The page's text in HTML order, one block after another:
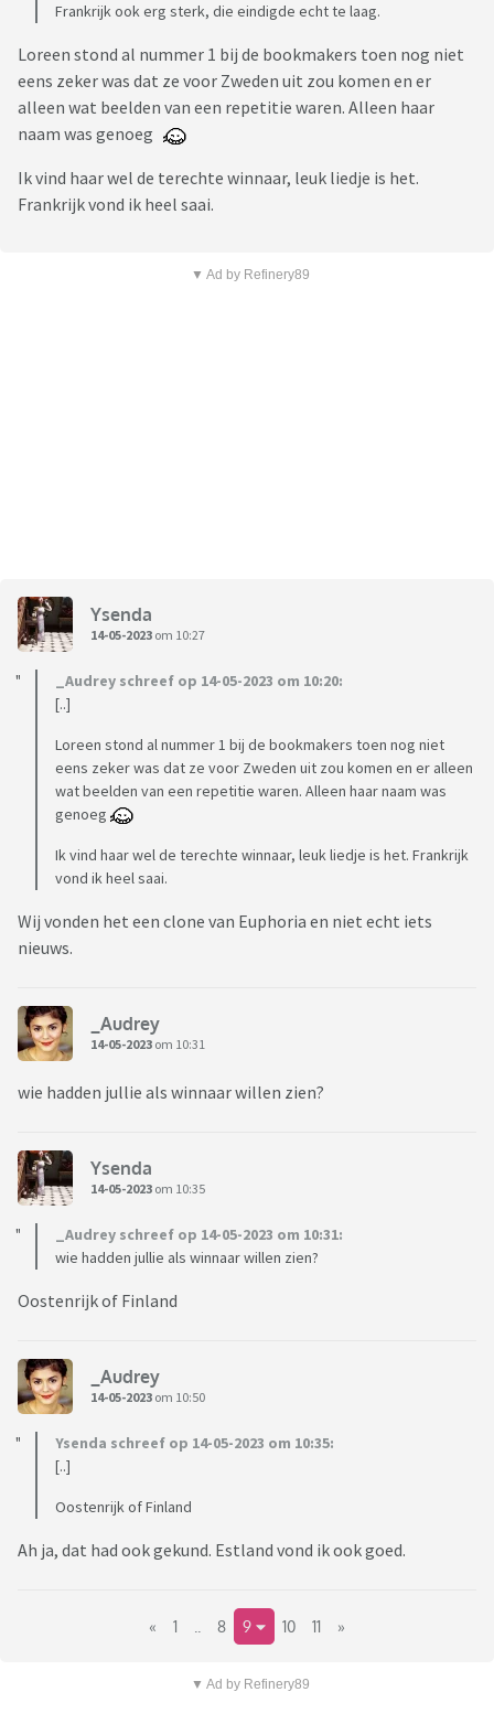
Frankrijk ook erg sterk, die eindigde echt te laag.
Loreen stond al nummer 1 bij de bookmakers toen nog niet
eens zeker was dat ze voor Zweden uit zou komen en er
alleen wat beelden van een repetitie waren. Alleen haar
naam was genoeg
Ik vind haar wel de terechte winnaar, leuk liedje is het.
Frankrijk vond ik heel saai.
▼ Ad by Refinery89
Ysenda
14-05-2023 om 10:27
_Audrey schreef op 14-05-2023 om 10:20:
[..]
Loreen stond al nummer 1 bij de bookmakers toen nog niet
eens zeker was dat ze voor Zweden uit zou komen en er alleen
wat beelden van een repetitie waren. Alleen haar naam was
genoeg
Ik vind haar wel de terechte winnaar, leuk liedje is het. Frankrijk
vond ik heel saai.
Wij vonden het een clone van Euphoria en niet echt iets
nieuws.
_Audrey
14-05-2023 om 10:31
wie hadden jullie als winnaar willen zien?
Ysenda
14-05-2023 om 10:35
_Audrey schreef op 14-05-2023 om 10:31:
wie hadden jullie als winnaar willen zien?
Oostenrijk of Finland
_Audrey
14-05-2023 om 10:50
Ysenda schreef op 14-05-2023 om 10:35:
[..]
Oostenrijk of Finland
Ah ja, dat had ook gekund. Estland vond ik ook goed.
« 1 8 9 10 11 »
▼ Ad by Refinery89